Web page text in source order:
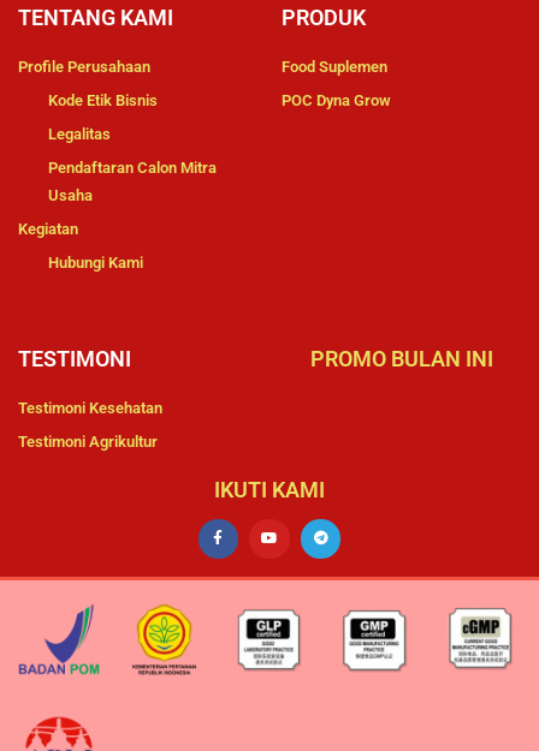
TENTANG KAMI
Profile Perusahaan
Kode Etik Bisnis
Legalitas
Pendaftaran Calon Mitra
Usaha
Kegiatan
Hubungi Kami
PRODUK
Food Suplemen
POC Dyna Grow
TESTIMONI
Testimoni Kesehatan
Testimoni Agrikultur
PROMO BULAN INI
IKUTI KAMI